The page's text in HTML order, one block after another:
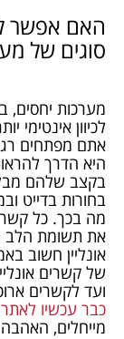
האם אפשר
סוגים של
מערכות יחסים,
לכיוון אינטימי
אתם מפתחים
היא הדרך
בקצב שלהם
בחורות בדייט
מה בכך. כל קשר
את תשומת הלב
אונליין חשוב
של קשרים
ועד לקשרים
כבר עכשיו
מייחלים,